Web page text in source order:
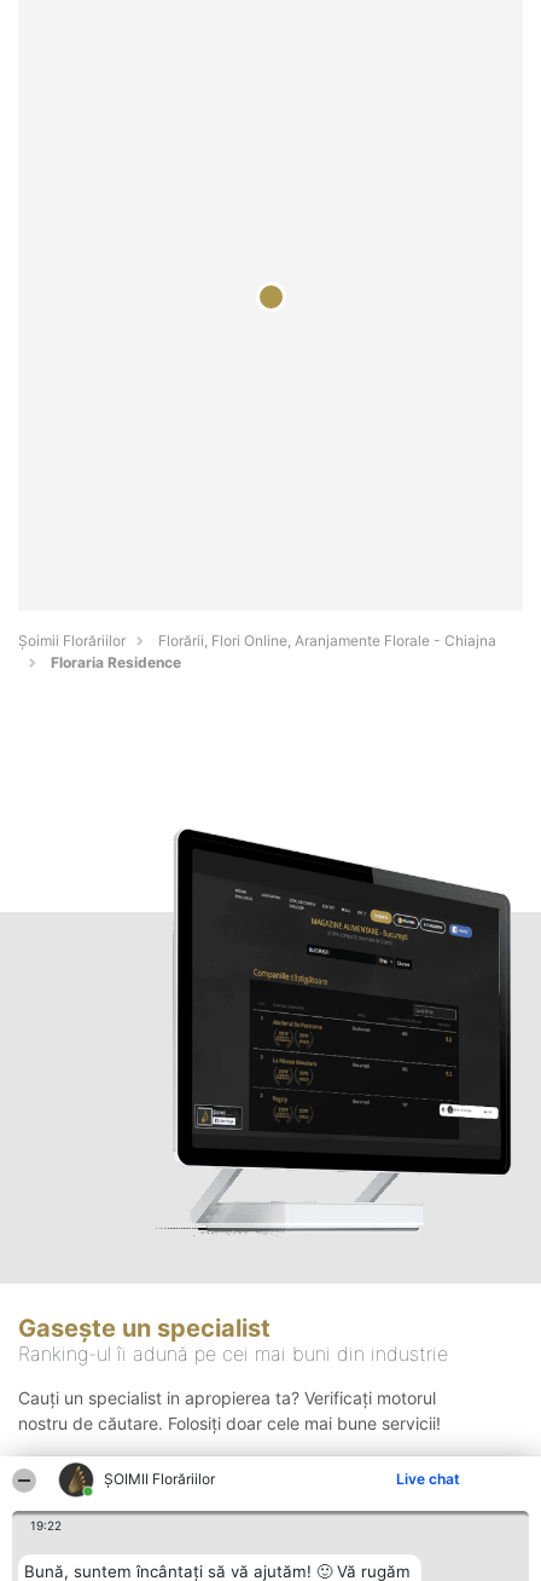
ȘOIMII Florăriilor Live chat
19:22
Bună, suntem încântați să vă ajutăm! 🙂 Vă rugăm
Șoimii Florăriilor
Florării, Flori Online, Aranjamente Florale - Chiajna
Floraria Residence
Gasește un specialist
Ranking-ul îi adună pe cei mai buni din industrie
Cauți un specialist in apropierea ta? Verificați motorul
nostru de căutare. Folosiți doar cele mai bune servicii!